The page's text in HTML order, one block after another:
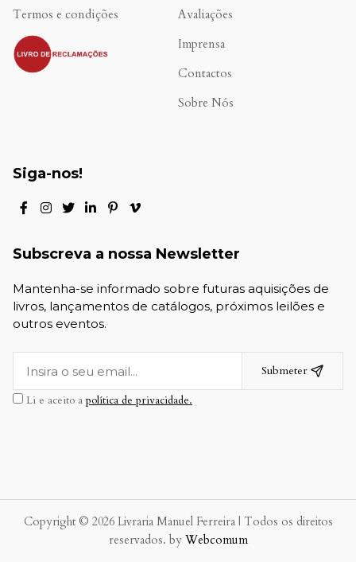
Termos e condições
.
Avaliações
Imprensa
Contactos
Sobre Nós
Siga-nos!
Subscreva a nossa Newsletter
Mantenha-se informado sobre futuras aquisições de
livros, lançamentos de catálogos, próximos leilões e
outros eventos.
Submeter
Li e aceito a política de privacidade.
Copyright © 2026 Livraria Manuel Ferreira | Todos os direitos
reservados. by Webcomum